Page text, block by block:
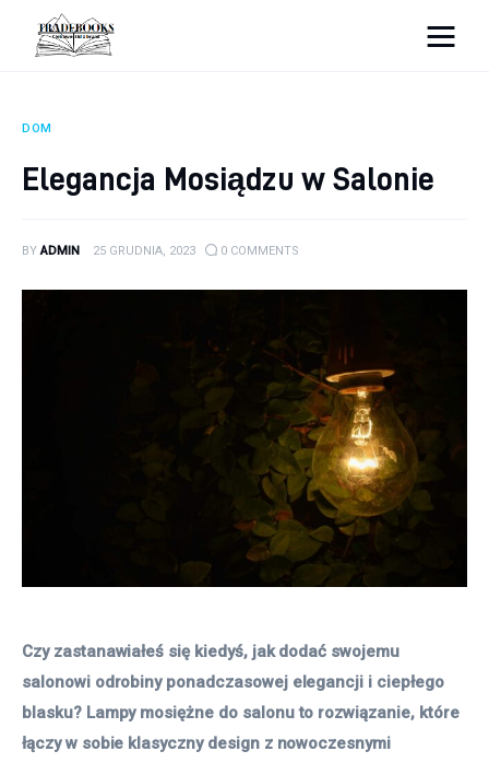
tradebooks.pl
Ciekawostki
Dom
DOM
Elegancja Mosiądzu w Salonie
BY ADMIN 25 GRUDNIA, 2023 0 COMMENTS
Czy zastanawiałeś się kiedyś, jak dodać swojemu
salonowi odrobiny ponadczasowej elegancji i ciepłego
blasku? Lampy mosiężne do salonu to rozwiązanie, które
łączy w sobie klasyczny design z nowoczesnymi